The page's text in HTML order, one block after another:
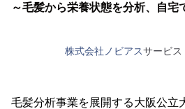
～毛髪から栄養状態を分析、自宅
株式会社ノビアスサービス
毛髪分析事業を展開する大阪公